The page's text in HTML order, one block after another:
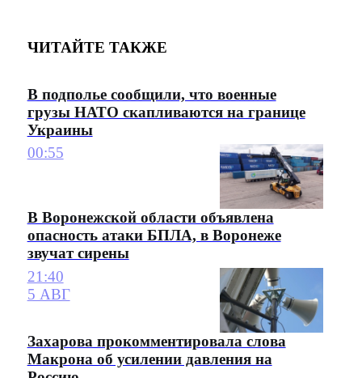
ЧИТАЙТЕ ТАКЖЕ
В подполье сообщили, что военные
грузы НАТО скапливаются на границе
Украины
00:55
В Воронежской области объявлена
опасность атаки БПЛА, в Воронеже
звучат сирены
21:40
5 АВГ
Захарова прокомментировала слова
Макрона об усилении давления на